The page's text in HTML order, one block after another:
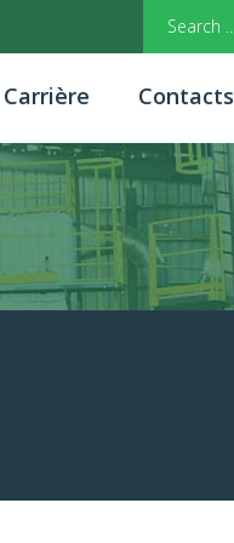
Carrière Contacts